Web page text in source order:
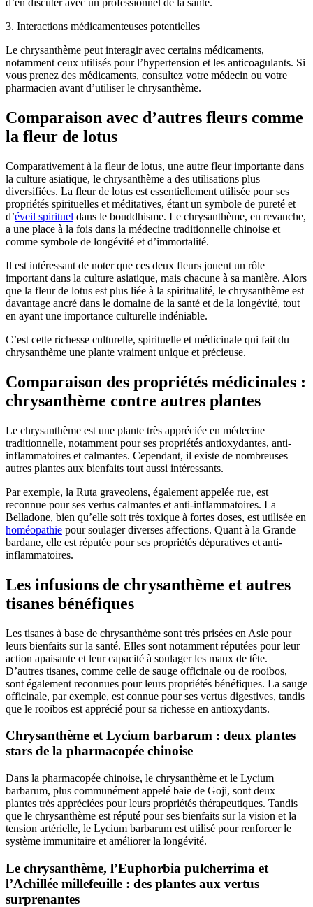
d’en discuter avec un professionnel de la santé.
3. Interactions médicamenteuses potentielles
Le chrysanthème peut interagir avec certains médicaments,
notamment ceux utilisés pour l’hypertension et les anticoagulants. Si
vous prenez des médicaments, consultez votre médecin ou votre
pharmacien avant d’utiliser le chrysanthème.
Comparaison avec d’autres fleurs comme
la fleur de lotus
Comparativement à la fleur de lotus, une autre fleur importante dans
la culture asiatique, le chrysanthème a des utilisations plus
diversifiées. La fleur de lotus est essentiellement utilisée pour ses
propriétés spirituelles et méditatives, étant un symbole de pureté et
d’éveil spirituel dans le bouddhisme. Le chrysanthème, en revanche,
a une place à la fois dans la médecine traditionnelle chinoise et
comme symbole de longévité et d’immortalité.
Il est intéressant de noter que ces deux fleurs jouent un rôle
important dans la culture asiatique, mais chacune à sa manière. Alors
que la fleur de lotus est plus liée à la spiritualité, le chrysanthème est
davantage ancré dans le domaine de la santé et de la longévité, tout
en ayant une importance culturelle indéniable.
C’est cette richesse culturelle, spirituelle et médicinale qui fait du
chrysanthème une plante vraiment unique et précieuse.
Comparaison des propriétés médicinales :
chrysanthème contre autres plantes
Le chrysanthème est une plante très appréciée en médecine
traditionnelle, notamment pour ses propriétés antioxydantes, anti-
inflammatoires et calmantes. Cependant, il existe de nombreuses
autres plantes aux bienfaits tout aussi intéressants.
Par exemple, la Ruta graveolens, également appelée rue, est
reconnue pour ses vertus calmantes et anti-inflammatoires. La
Belladone, bien qu’elle soit très toxique à fortes doses, est utilisée en
homéopathie pour soulager diverses affections. Quant à la Grande
bardane, elle est réputée pour ses propriétés dépuratives et anti-
inflammatoires.
Les infusions de chrysanthème et autres
tisanes bénéfiques
Les tisanes à base de chrysanthème sont très prisées en Asie pour
leurs bienfaits sur la santé. Elles sont notamment réputées pour leur
action apaisante et leur capacité à soulager les maux de tête.
D’autres tisanes, comme celle de sauge officinale ou de rooibos,
sont également reconnues pour leurs propriétés bénéfiques. La sauge
officinale, par exemple, est connue pour ses vertus digestives, tandis
que le rooibos est apprécié pour sa richesse en antioxydants.
Chrysanthème et Lycium barbarum : deux plantes
stars de la pharmacopée chinoise
Dans la pharmacopée chinoise, le chrysanthème et le Lycium
barbarum, plus communément appelé baie de Goji, sont deux
plantes très appréciées pour leurs propriétés thérapeutiques. Tandis
que le chrysanthème est réputé pour ses bienfaits sur la vision et la
tension artérielle, le Lycium barbarum est utilisé pour renforcer le
système immunitaire et améliorer la longévité.
Le chrysanthème, l’Euphorbia pulcherrima et
l’Achillée millefeuille : des plantes aux vertus
surprenantes